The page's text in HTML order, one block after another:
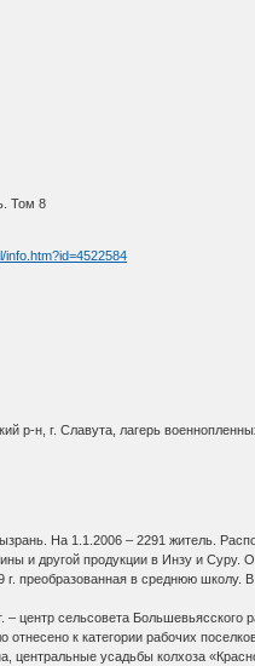
Том 8
info.htm?id=4522584
р-н, г. Славута, лагерь
На 1.1.2006 – 2291 житель.
и другой продукции в Инзу и
преобразованная в среднюю школу.
– центр сельсовета
к категории рабочих
центральные усадьбы колхоза